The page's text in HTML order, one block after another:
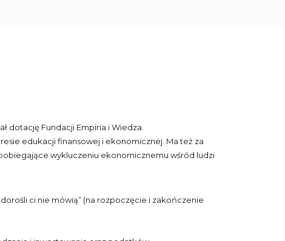
dotację Fundacji Empiria i Wiedza.
edukacji finansowej i ekonomicznej. Ma też za
wykluczeniu ekonomicznemu wśród ludzi
ci nie mówią” (na rozpoczęcie i zakończenie